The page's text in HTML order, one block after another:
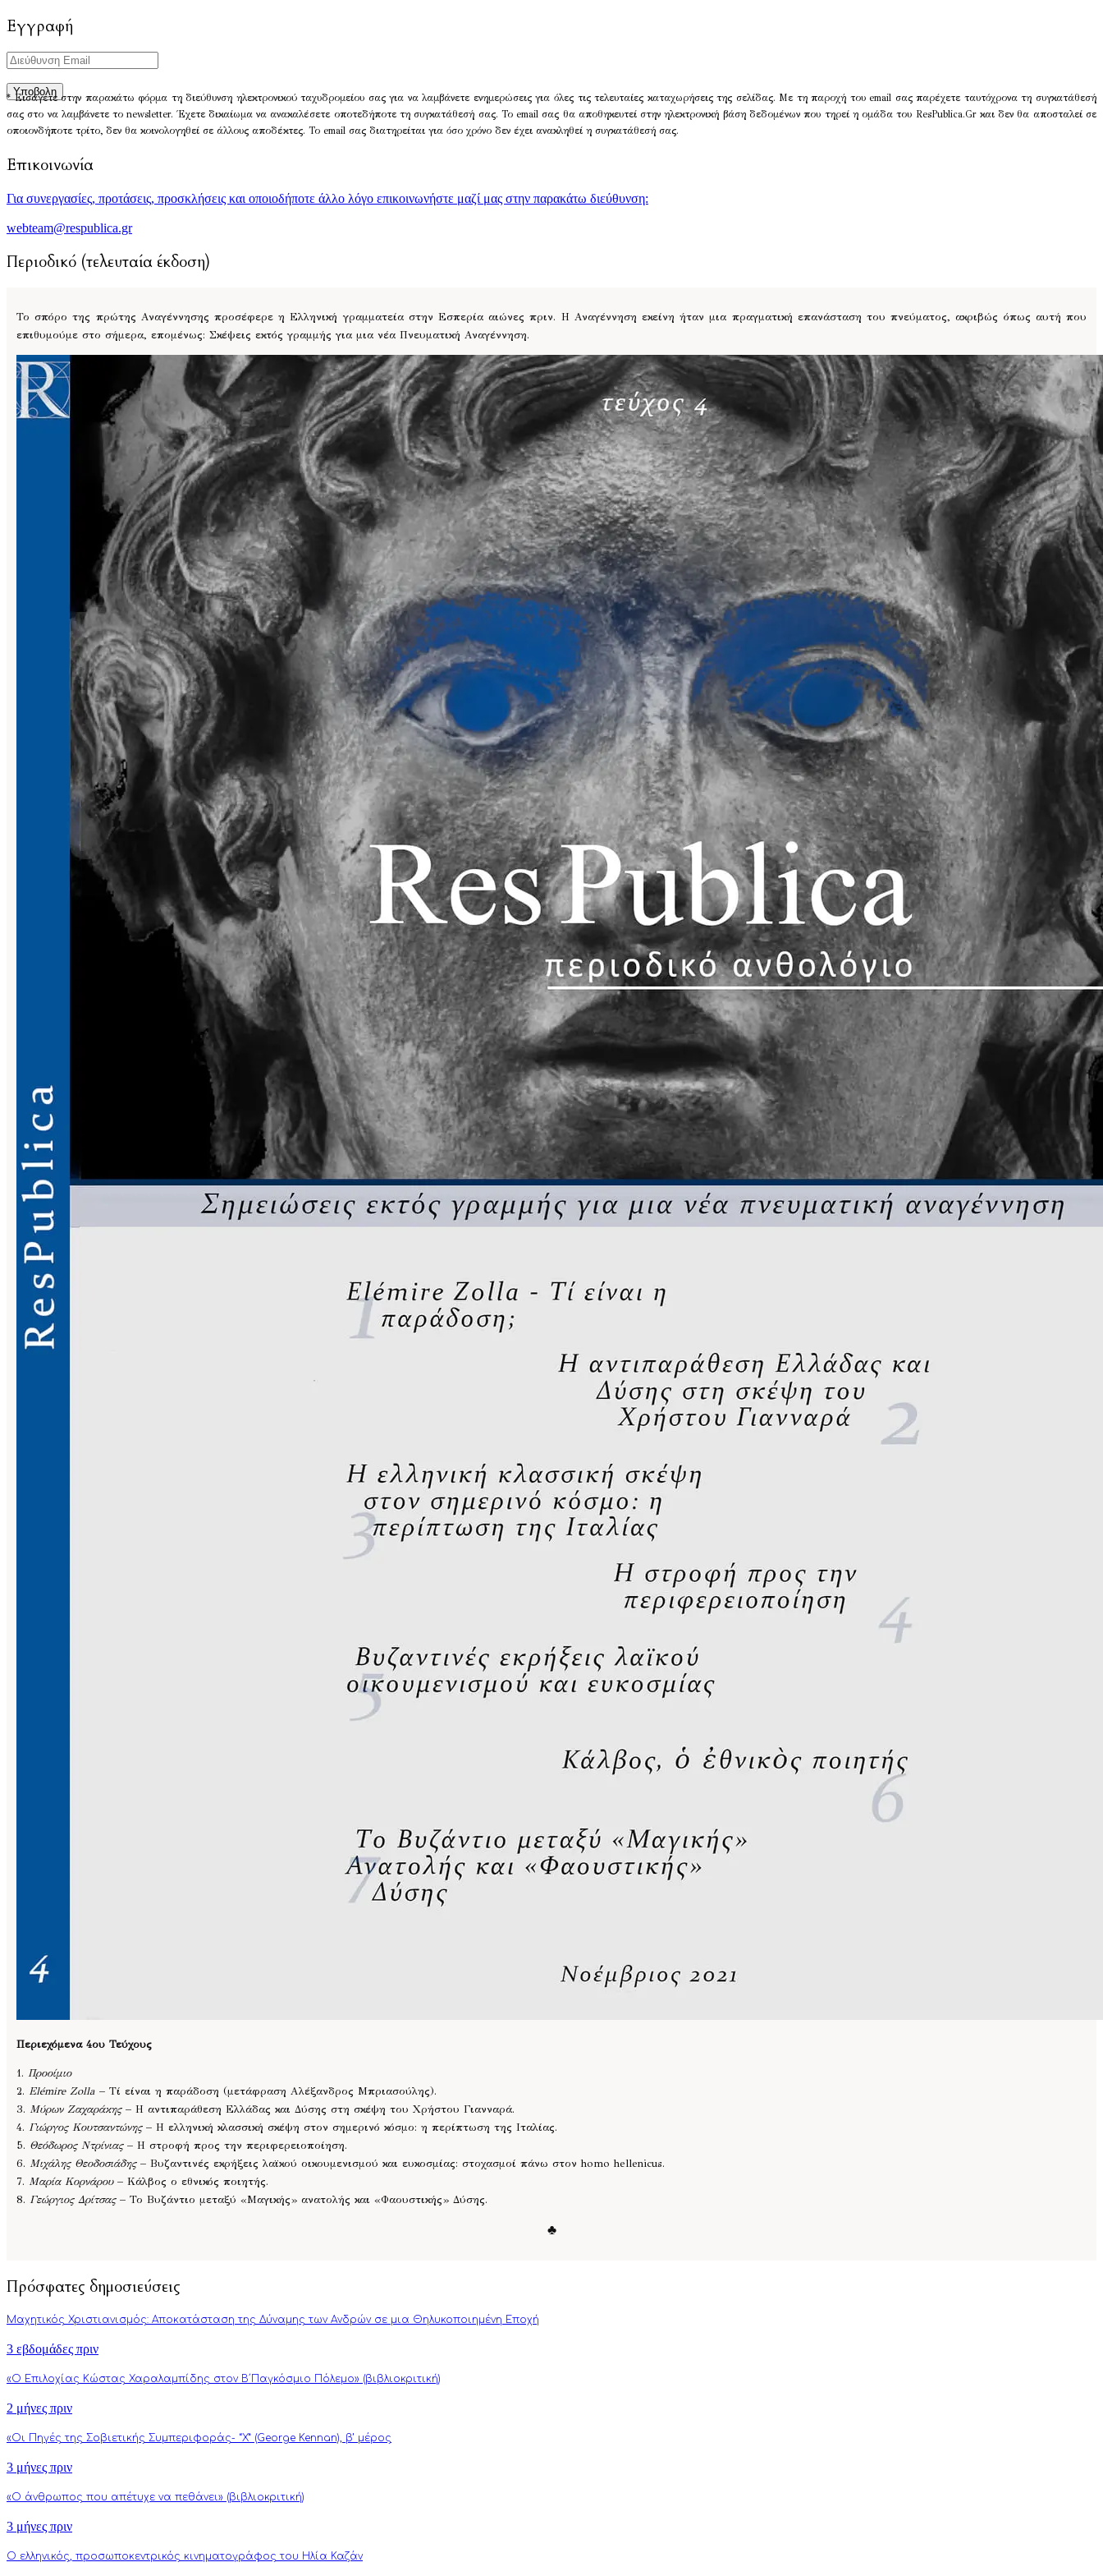
Εγγραφή
* Εισάγετε στην παρακάτω φόρμα τη διεύθυνση ηλεκτρονικού ταχυδρομείου σας για να λαμβάνετε ενημερώσεις για όλες τις τελευταίες καταχωρήσεις της σελίδας. Με τη παροχή του email σας παρέχετε ταυτόχρονα τη συγκατάθεσή
σας στο να λαμβάνετε το newsletter. Έχετε δικαίωμα να ανακαλέσετε οποτεδήποτε τη συγκατάθεσή σας. Το email σας θα αποθηκευτεί στην ηλεκτρονική βάση δεδομένων που τηρεί η ομάδα του ResPublica.Gr και δεν θα αποσταλεί σε
οποιονδήποτε τρίτο, δεν θα κοινολογηθεί σε άλλους αποδέκτες. Το email σας διατηρείται για όσο χρόνο δεν έχει ανακληθεί η συγκατάθεσή σας.
Επικοινωνία
Για συνεργασίες, προτάσεις, προσκλήσεις και οποιοδήποτε άλλο λόγο επικοινωνήστε μαζί μας στην παρακάτω διεύθυνση:
webteam@respublica.gr
Περιοδικό (τελευταία έκδοση)
Το σπόρο της πρώτης Αναγέννησης προσέφερε η Ελληνική γραμματεία στην Εσπερία αιώνες πριν. Η Αναγέννηση εκείνη ήταν μια πραγματική επανάσταση του πνεύματος, ακριβώς όπως αυτή που
επιθυμούμε στο σήμερα, επομένως: Σκέψεις εκτός γραμμής για μια νέα Πνευματική Αναγέννηση.
Περιεχόμενα 4ου Τεύχους
1. Προοίμιο
2. Elémire Zolla – Τί είναι η παράδοση (μετάφραση Αλέξανδρος Μπριασούλης).
3. Μύρων Ζαχαράκης– Η αντιπαράθεση Ελλάδας και Δύσης στη σκέψη του Χρήστου Γιανναρά.
4. Γιώργος Κουτσαντώνης– Η ελληνική κλασσική σκέψη στον σημερινό κόσμο: η περίπτωση της Ιταλίας.
5. Θεόδωρος Ντρίνιας– Η στροφή προς την περιφερειοποίηση.
6. Μιχάλης Θεοδοσιάδης– Βυζαντινές εκρήξεις λαϊκού οικουμενισμού και ευκοσμίας: στοχασμοί πάνω στον homo hellenicus.
7. Μαρία Κορνάρου– Κάλβος ο εθνικός ποιητής.
8. Γεώργιος Δρίτσας– Το Βυζάντιο μεταξύ «Μαγικής» ανατολής και «Φαουστικής» Δύσης.
♣
Πρόσφατες δημοσιεύσεις
Μαχητικός Χριστιανισμός: Αποκατάσταση της Δύναμης των Ανδρών σε μια Θηλυκοποιημένη Εποχή
3 εβδομάδες πριν
«Ο Επιλοχίας Κώστας Χαραλαμπίδης στον Β΄Παγκόσμιο Πόλεμο» (βιβλιοκριτική)
2 μήνες πριν
«Οι Πηγές της Σοβιετικής Συμπεριφοράς- “Χ” (George Kennan), β’ μέρος
3 μήνες πριν
«Ο άνθρωπος που απέτυχε να πεθάνει» (βιβλιοκριτική)
3 μήνες πριν
Ο ελληνικός, προσωποκεντρικός κινηματογράφος του Ηλία Καζάν